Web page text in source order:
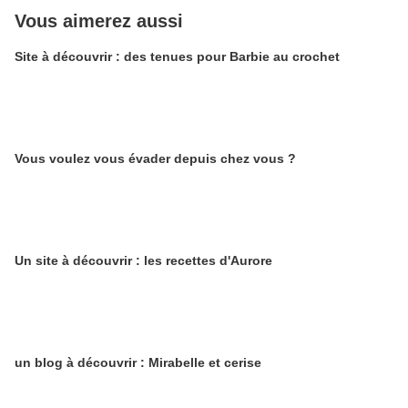
Vous aimerez aussi
Site à découvrir : des tenues pour Barbie au crochet
Vous voulez vous évader depuis chez vous ?
Un site à découvrir : les recettes d'Aurore
un blog à découvrir : Mirabelle et cerise